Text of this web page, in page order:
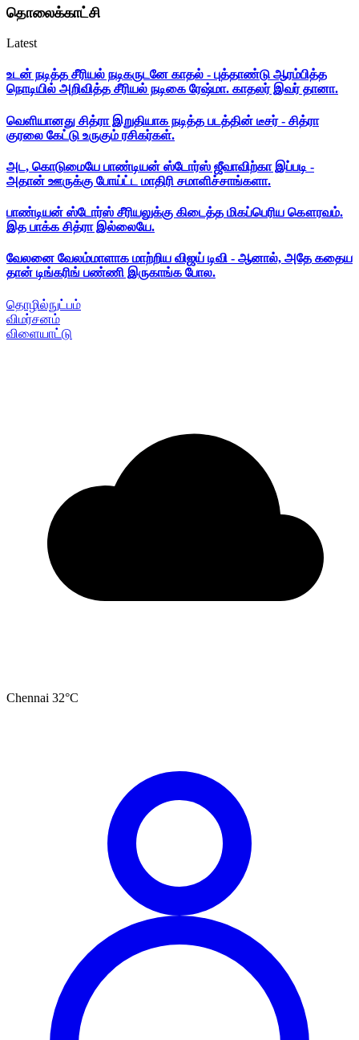
தொலைக்காட்சி
Latest
உடன் நடித்த சீரியல் நடிகருடனே காதல் - புத்தாண்டு ஆரம்பித்த
நொடியில் அறிவித்த சீரியல் நடிகை ரேஷ்மா. காதலர் இவர் தானா.
வெளியானது சித்ரா இறுதியாக நடித்த படத்தின் டீசர் - சித்ரா
குரலை கேட்டு உருகும் ரசிகர்கள்.
அட, கொடுமையே பாண்டியன் ஸ்டோர்ஸ் ஜீவாவிற்கா இப்படி -
அதான் ஊருக்கு போய்ட்ட மாதிரி சமாளிச்சாங்களா.
பாண்டியன் ஸ்டோர்ஸ் சீரியலுக்கு கிடைத்த மிகப்பெரிய கௌரவம்.
இத பாக்க சித்ரா இல்லையே.
வேலனை வேலம்மாளாக மாற்றிய விஜய் டிவி - ஆனால், அதே கதைய
தான் டிங்கரிங் பண்ணி இருகாங்க போல.
தொழில்நுட்பம்
விமர்சனம்
விளையாட்டு
Chennai 32°C